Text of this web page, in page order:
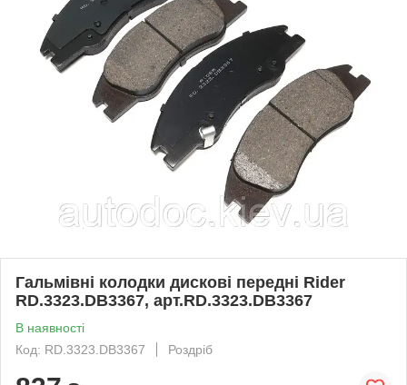
Гальмівні колодки дискові передні Rider
RD.3323.DB3367, арт.RD.3323.DB3367
В наявності
Код: RD.3323.DB3367
Роздріб